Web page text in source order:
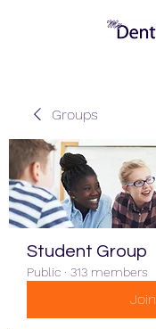
Groups
Student Group
Public · 313 members
Join